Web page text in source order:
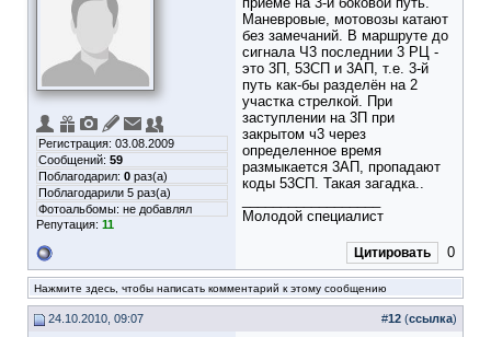
Регистрация: 03.08.2009
Сообщений: 59
Поблагодарил: 0 раз(а)
Поблагодарили 5 раз(а)
Фотоальбомы: не добавлял
Репутация: 11
Маневровые, мотовозы катают
без замечаний. В маршруте до
сигнала Ч3 последнии 3 РЦ -
это 3П, 53СП и 3АП, т.е. 3-й
путь как-бы разделён на 2
участка стрелкой. При
заступлении на 3П при
закрытом ч3 через
определенное время
размыкается 3АП, пропадают
коды 53СП. Такая загадка..
Молодой специалист
Цитировать 0
Нажмите здесь, чтобы написать комментарий к этому сообщению
24.10.2010, 09:07 #12 (ссылка)